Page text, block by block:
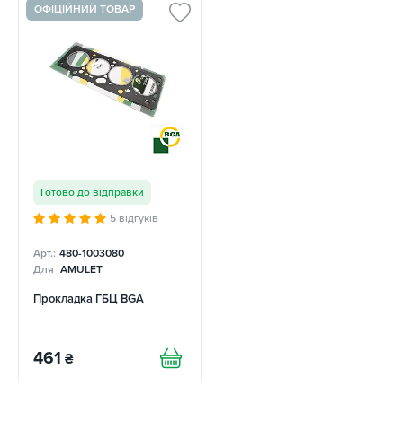
ОФІЦІЙНИЙ ТОВАР
Готово до відправки
5 відгуків
Арт.: 480-1003080
Для AMULET
Прокладка ГБЦ BGA
461 ₴